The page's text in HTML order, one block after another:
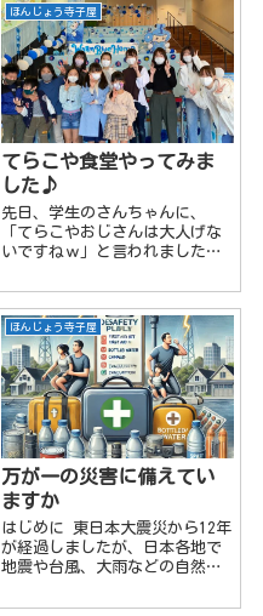
ほんじょう寺子屋
てらこや食堂やってみま
した♪
先日、学生のさんちゃんに、
「てらこやおじさんは大人げな
いですねｗ」と言われました
にも同じこと言われました
(;'∀')＃いつまでも童心を忘れ
ません まずやってみよう！とり
あえずやってみよう！と、いう
ことで...
ほんじょう寺子屋
万が一の災害に備えてい
ますか
はじめに 東日本大震災から12年
が経過しましたが、日本各地で
地震や台風、大雨などの自然災
うときのために、適切な備えを